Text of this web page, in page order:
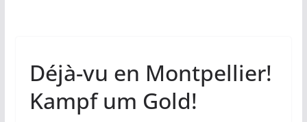
Déjà-vu en Montpellier!
Kampf um Gold!